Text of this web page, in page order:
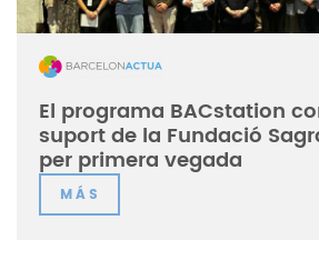
El programa BACstation
suport de la Fundació
per primera vegada
MÁS